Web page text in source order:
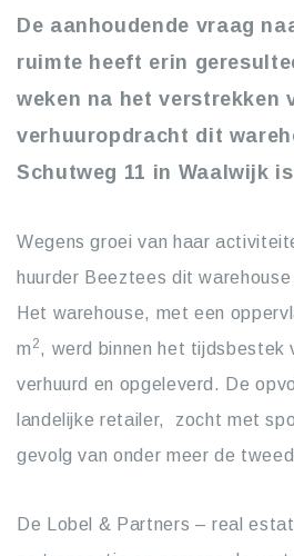
De aanhoudende vraag
ruimte heeft erin
weken na het verstrekken
verhuuropdracht dit
Schutweg 11 in Waalwijk
Wegens groei van haar
huurder Beeztees dit
Het warehouse, met een
m 2, werd binnen het tijdsbestek
verhuurd en opgeleverd. De
landelijke retailer, zocht met
gevolg van onder meer de
De Lobel & Partners – real